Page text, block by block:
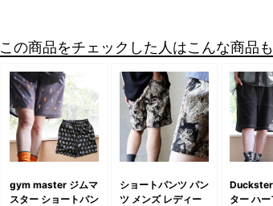
この商品をチェックした人はこんな商品
gym master ジムマ
スター ショートパン
ショートパンツ パン
ツ メンズ レディー
Duckster
ター ハ